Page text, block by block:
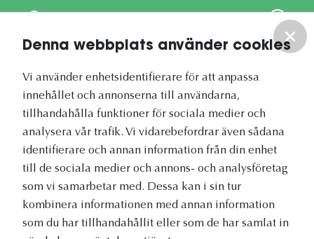
Denna webbplats använder cookies
Vi använder enhetsidentifierare för att anpassa
innehållet och annonserna till användarna,
tillhandahålla funktioner för sociala medier och
analysera vår trafik. Vi vidarebefordrar även sådana
identifierare och annan information från din enhet
till de sociala medier och annons- och analysföretag
som vi samarbetar med. Dessa kan i sin tur
kombinera informationen med annan information
som du har tillhandahållit eller som de har samlat in
Vetapotek.se är en del av
Evidensia Djursjukvård